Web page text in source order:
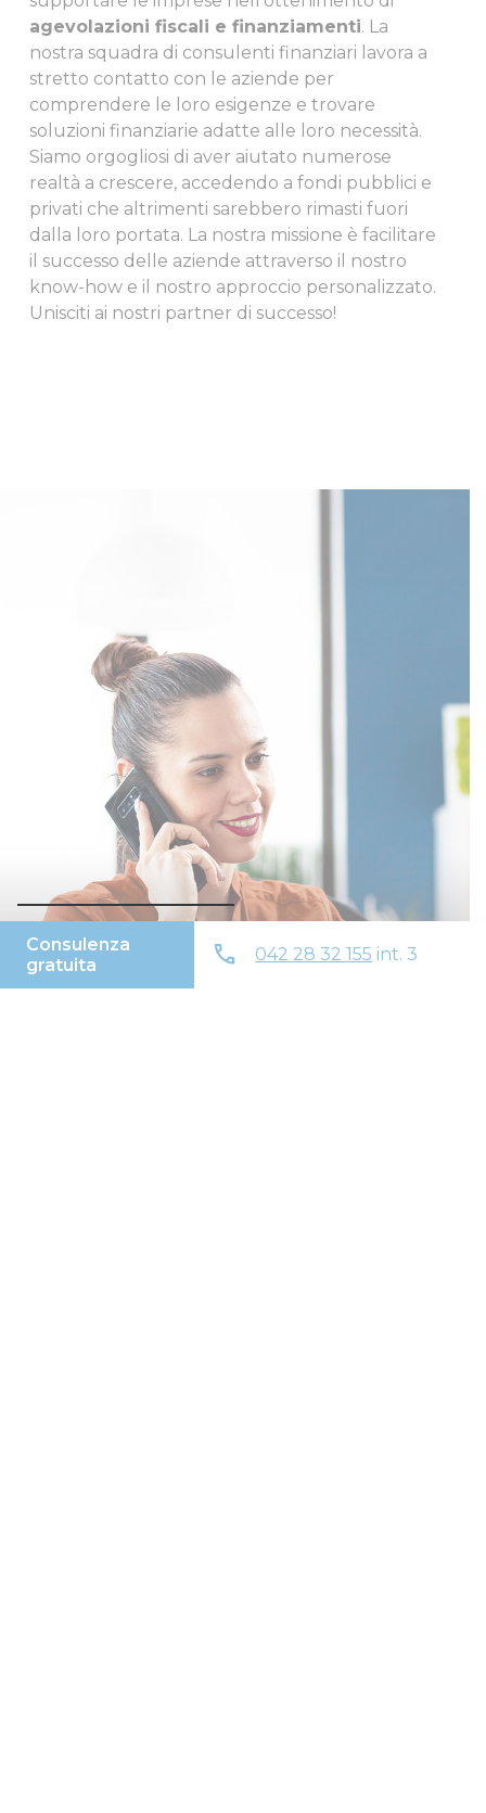
call 042 28 32 155 int. 3
Consulenza
gratuita
agevolazioni fiscali e finanziamenti. La
nostra squadra di consulenti finanziari lavora a
stretto contatto con le aziende per
comprendere le loro esigenze e trovare
soluzioni finanziarie adatte alle loro necessità.
Siamo orgogliosi di aver aiutato numerose
realtà a crescere, accedendo a fondi pubblici e
privati che altrimenti sarebbero rimasti fuori
dalla loro portata. La nostra missione è facilitare
il successo delle aziende attraverso il nostro
know-how e il nostro approccio personalizzato.
Unisciti ai nostri partner di successo!